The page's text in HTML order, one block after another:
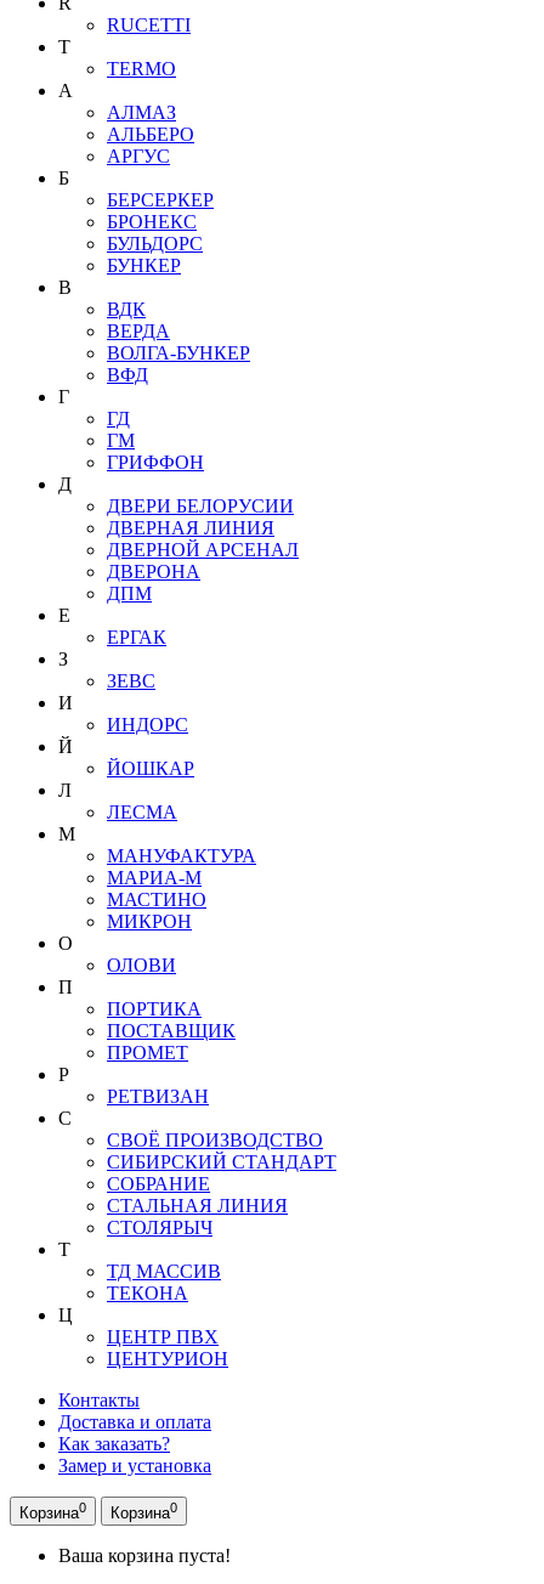
RUCETTI
T
TERMO
А
АЛМАЗ
АЛЬБЕРО
АРГУС
Б
БЕРСЕРКЕР
БРОНЕКС
БУЛЬДОРС
БУНКЕР
В
ВДК
ВЕРДА
ВОЛГА-БУНКЕР
ВФД
Г
ГД
ГМ
ГРИФФОН
Д
ДВЕРИ БЕЛОРУСИИ
ДВЕРНАЯ ЛИНИЯ
ДВЕРНОЙ АРСЕНАЛ
ДВЕРОНА
ДПМ
Е
ЕРГАК
З
ЗЕВС
И
ИНДОРС
Й
ЙОШКАР
Л
ЛЕСМА
М
МАНУФАКТУРА
МАРИА-М
МАСТИНО
МИКРОН
О
ОЛОВИ
П
ПОРТИКА
ПОСТАВЩИК
ПРОМЕТ
Р
РЕТВИЗАН
С
СВОЁ ПРОИЗВОДСТВО
СИБИРСКИЙ СТАНДАРТ
СОБРАНИЕ
СТАЛЬНАЯ ЛИНИЯ
СТОЛЯРЫЧ
Т
ТД МАССИВ
ТЕКОНА
Ц
ЦЕНТР ПВХ
ЦЕНТУРИОН
Контакты
Доставка и оплата
Как заказать?
Замер и установка
Корзина0 Корзина0
Ваша корзина пуста!